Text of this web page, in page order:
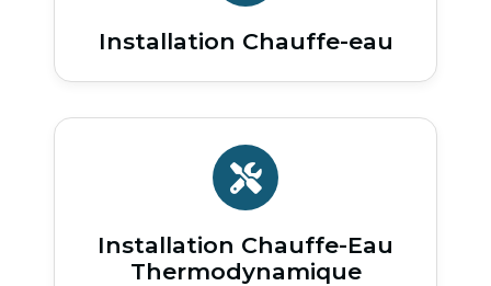
Installation Chauffe-eau
Installation Chauffe-Eau
Thermodynamique